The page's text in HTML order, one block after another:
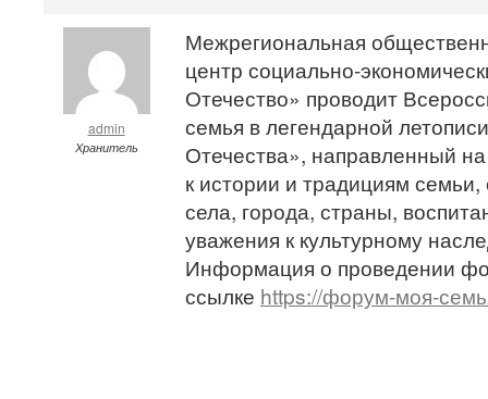
admin
Хранитель
Межрегиональная
центр социально-
Отечество» проводит
семья в легендарной летописи
Отечества», направленный
к истории и традициям
села, города, страны,
уважения к культурному
Информация о проведении
ссылке https://форум-моя-